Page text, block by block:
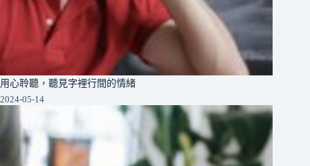
用心聆聽，聽見字裡行間的情緒
2024-05-14